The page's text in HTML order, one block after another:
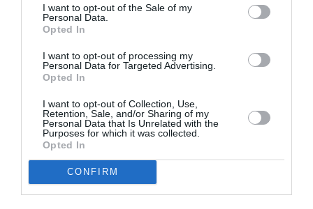
I want to opt-out of the Sale of my
Personal Data.
Opted In
I want to opt-out of processing my
Personal Data for Targeted Advertising.
Opted In
I want to opt-out of Collection, Use,
Retention, Sale, and/or Sharing of my
Personal Data that Is Unrelated with the
Purposes for which it was collected.
Opted In
CONFIRM